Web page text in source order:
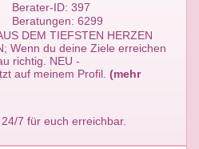
DEM TIEFSTEN HERZEN
Wenn du deine Ziele erreichen
richtig. NEU -
auf meinem Profil. (mehr
7 für euch erreichbar.
Berater-ID: 397
Beratungen: 6299